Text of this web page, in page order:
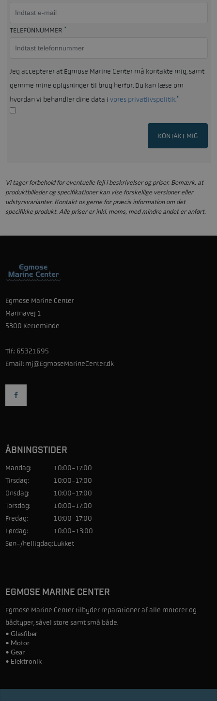
TELEFONNUMMER *
Jeg accepterer at Egmose Marine Center må kontakte mig, samt
gemme mine oplysninger til brug herfor. Du kan læse om
hvordan vi behandler dine data i vores privatlivspolitik.*
KONTAKT MIG
Vi tager forbehold for eventuelle fejl i beskrivelser og priser. Bemærk, at
produktbilleder og specifikationer kan vise forskellige versioner eller
udstyrsvarianter. Kontakt os gerne for præcis information om det
specifikke produkt. Alle priser er inkl. moms, med mindre andet er anført.
Egmose Marine Center
Marinavej 1
5300 Kerteminde
Tlf.: 65321695
Email: mj@EgmoseMarineCenter.dk
ÅBNINGSTIDER
Mandag:
10:00-17:00
Tirsdag:
10:00-17:00
Onsdag:
10:00-17:00
Torsdag:
10:00-17:00
Fredag:
10:00-17:00
Lørdag:
10:00-13:00
Søn-/helligdag:Lukket
EGMOSE MARINE CENTER
Egmose Marine Center tilbyder reparationer af alle motorer og
bådtyper, såvel store samt små både.
• Glasfiber
• Motor
• Gear
• Elektronik